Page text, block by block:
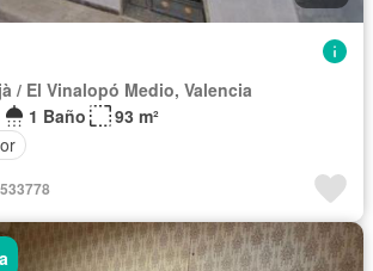
/ El Vinalopó Medio, Valencia
1 Baño
93 m²